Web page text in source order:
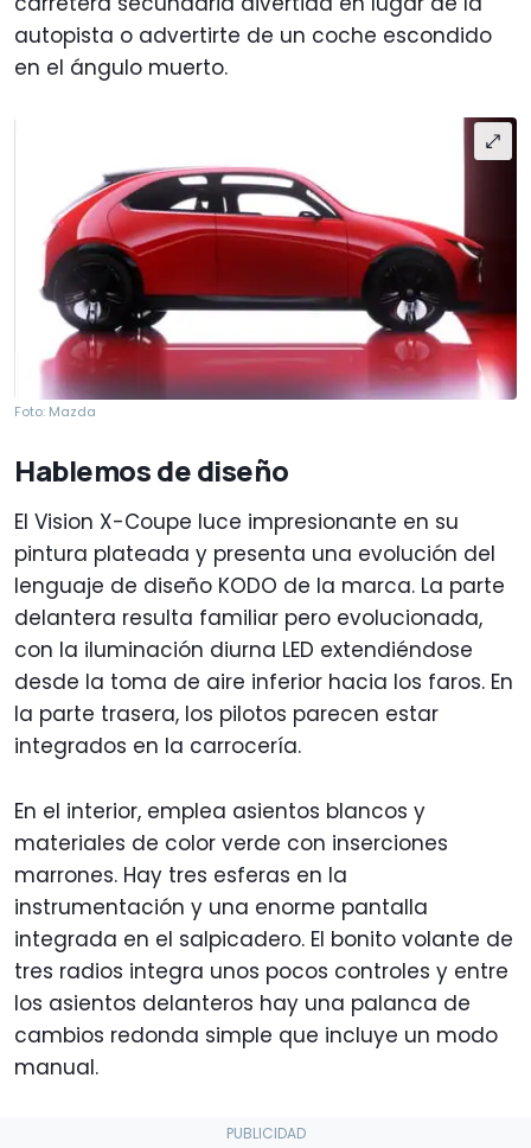
autopista o advertirte de un coche escondido
en el ángulo muerto.
Foto: Mazda
Hablemos de diseño
El Vision X-Coupe luce impresionante en su
pintura plateada y presenta una evolución del
lenguaje de diseño KODO de la marca. La parte
delantera resulta familiar pero evolucionada,
con la iluminación diurna LED extendiéndose
desde la toma de aire inferior hacia los faros. En
la parte trasera, los pilotos parecen estar
integrados en la carrocería.
En el interior, emplea asientos blancos y
materiales de color verde con inserciones
marrones. Hay tres esferas en la
instrumentación y una enorme pantalla
integrada en el salpicadero. El bonito volante de
tres radios integra unos pocos controles y entre
los asientos delanteros hay una palanca de
cambios redonda simple que incluye un modo
manual.